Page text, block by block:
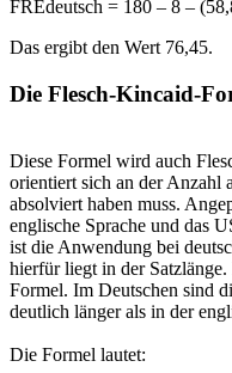
FREdeutsch = 180 – 8 –
Das ergibt den Wert 76,45.
Die Flesch-Kincaid-
Diese Formel wird auch
orientiert sich an der Anzahl
absolviert haben muss.
englische Sprache und das
ist die Anwendung bei
hierfür liegt in der
Formel. Im Deutschen sind
deutlich länger als in der
Die Formel lautet: